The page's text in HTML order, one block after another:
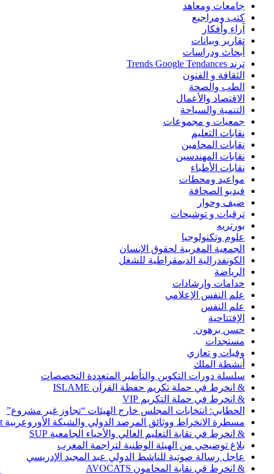
جامعات ومعاهد
كتب ومراجيع
آراء وأفكار
تقارير وبيانات
أبحاث ودراسات
ترند Trends Google Tendances
الثقافة و الفنون
الطب والصحة
الاقتصاد والأعمال
التنمية والسياحة
جمعيات و مجموعات
نقابات التعليم
نقابات المحامين
نقابات المهندسين
نقابات الأطباء
مواعيد ومحطات
فيديو الصحافة
ضيف وحوار
ترقيات و توشيحات
بورتريه
علوم وتكنولوجيا
الجمعية المغربية لحقوق الإنسان
الكونفدرالية الديمقراطية للشغل
الرياضة
خدامات وإرشادات
علم النفس الإعلامي
علم النفس
الإفتتاحية
حسن برهون
مستجدات
وفيات و تعازي
أنشطة الملك
سلسلة دورات التكوين والتأطير المتعددة التخصصات
& انخرط في حملة تكريم حفظة القرآن ISLAME
& انخرط في حملة التكريم VIP
الحطابي: انتخابات المجلس خارج الهيئات “تجاوز غير مشروع”
مسطرة الانخراط ووثائق المرصد الدولي والشبكة الأوروعربية Abonnement
& انخرط في نقابة التعليم العالي والأحياء الجامعية SUP
بلاغ توضيحي من الهيئة الوطنية لتراجمة المغرب
عاجل رسالة صوتية للناشط الدولي عبد المجيد الإدريسي
& انخرط في نقابة المحامون AVOCATS